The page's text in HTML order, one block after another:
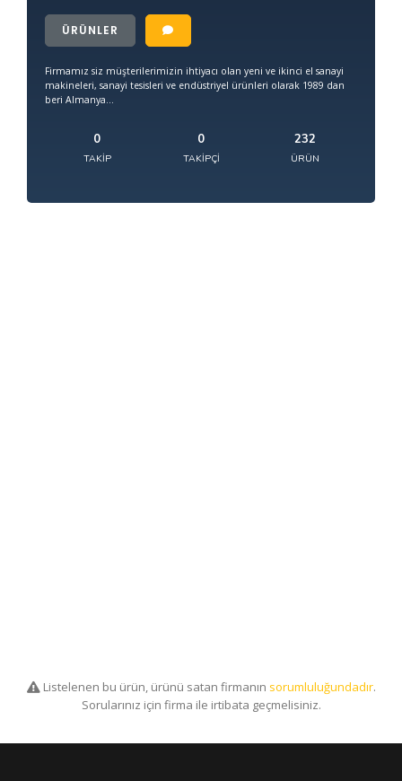
ÜRÜNLER
Firmamız siz müşterilerimizin ihtiyacı olan yeni ve ikinci el sanayi
makineleri, sanayi tesisleri ve endüstriyel ürünleri olarak 1989 dan
beri Almanya...
0
TAKIP
0
TAKIPÇI
232
ÜRÜN
Listelenen bu ürün, ürünü satan firmanın sorumluluğundadır.
Sorularınız için firma ile irtibata geçmelisiniz.